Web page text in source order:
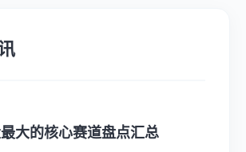
大的核心赛道盘点汇总